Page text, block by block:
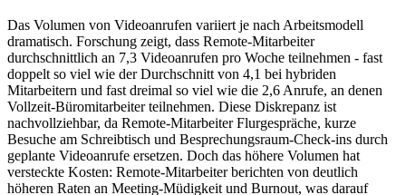
Das Volumen von Videoanrufen variiert je nach Arbeitsmodell
dramatisch. Forschung zeigt, dass Remote-Mitarbeiter
durchschnittlich an 7,3 Videoanrufen pro Woche teilnehmen - fast
doppelt so viel wie der Durchschnitt von 4,1 bei hybriden
Mitarbeitern und fast dreimal so viel wie die 2,6 Anrufe, an denen
Vollzeit-Büromitarbeiter teilnehmen. Diese Diskrepanz ist
nachvollziehbar, da Remote-Mitarbeiter Flurgespräche, kurze
Besuche am Schreibtisch und Besprechungsraum-Check-ins durch
geplante Videoanrufe ersetzen. Doch das höhere Volumen hat
versteckte Kosten: Remote-Mitarbeiter berichten von deutlich
höheren Raten an Meeting-Müdigkeit und Burnout, was darauf